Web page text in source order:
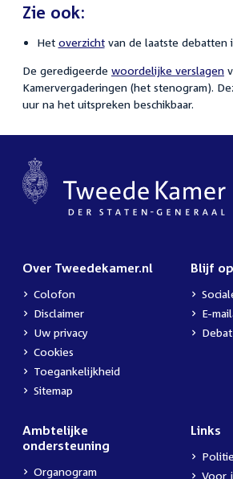
Zie ook:
Het overzichtvan de laatste debatten
De geredigeerde woordelijke verslagen
Kamervergaderingen (het stenogram).
uur na het uitspreken beschikbaar.
Over Tweedekamer.nl
Colofon
Disclaimer
Uw privacy
Cookies
Toegankelijkheid
Sitemap
Blijf
E-
Ambtelijke
ondersteuning
Organogram
Links
Voor